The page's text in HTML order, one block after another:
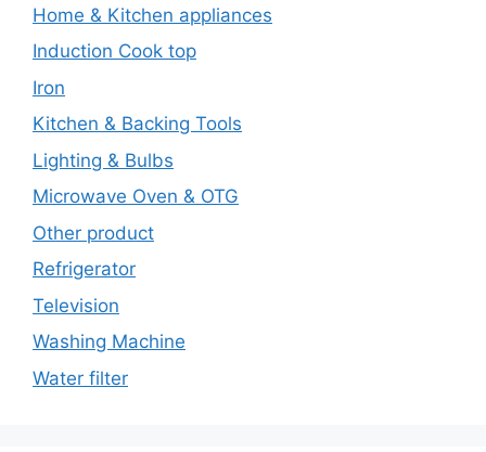
Home & Kitchen appliances
Induction Cook top
Iron
Kitchen & Backing Tools
Lighting & Bulbs
Microwave Oven & OTG
Other product
Refrigerator
Television
Washing Machine
Water filter